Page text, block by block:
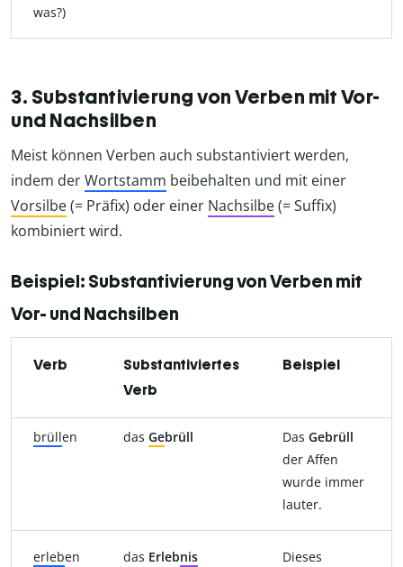
was?)
3. Substantivierung von Verben mit Vor-
und Nachsilben
Meist können Verben auch substantiviert werden,
indem derWortstamm beibehalten und mit einer
Vorsilbe(= Präfix) oder einer Nachsilbe(= Suffix)
kombiniert wird.
Beispiel: Substantivierung von Verben mit
Vor- und Nachsilben
Verb
Substantiviertes
Verb
Beispiel
brüllen das Gebrüll Das Gebrüll
der Affen
wurde immer
lauter.
erleben das Erlebnis
Dieses